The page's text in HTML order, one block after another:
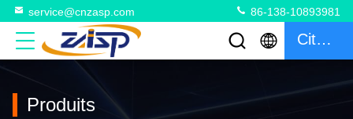
service@cnzasp.com 86-138-10893981
Citation
Produits